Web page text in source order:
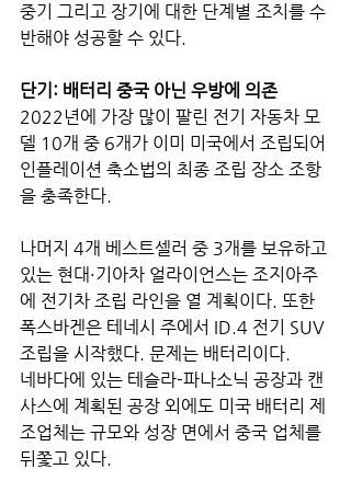
중기 그리고 장기에 대한 단계별 조치를 수
반해야 성공할 수 있다.
단기: 배터리 중국 아닌 우방에 의존
2022년에 가장 많이 팔린 전기 자동차 모
델 10개 중 6개가 이미 미국에서 조립되어
인플레이션 축소법의 최종 조립 장소 조항
을 충족한다.
나머지 4개 베스트셀러 중 3개를 보유하고
있는 현대·기아차 얼라이언스는 조지아주
에 전기차 조립 라인을 열 계획이다. 또한
폭스바겐은 테네시 주에서 ID.4 전기 SUV
조립을 시작했다. 문제는 배터리이다.
네바다에 있는 테슬라-파나소닉 공장과 캔
사스에 계획된 공장 외에도 미국 배터리 제
조업체는 규모와 성장 면에서 중국 업체를
뒤쫓고 있다.